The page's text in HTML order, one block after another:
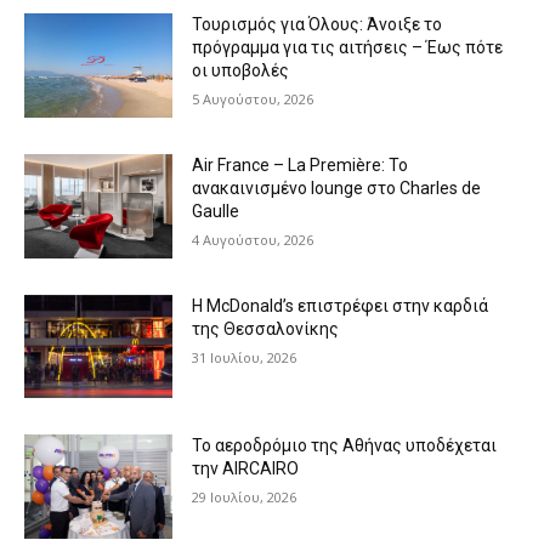
Τουρισμός για Όλους: Άνοιξε το
πρόγραμμα για τις αιτήσεις – Έως πότε
οι υποβολές
5 Αυγούστου, 2026
Air France – La Première: Το
ανακαινισμένο lounge στο Charles de
Gaulle
4 Αυγούστου, 2026
Η McDonald’s επιστρέφει στην καρδιά
της Θεσσαλονίκης
31 Ιουλίου, 2026
Το αεροδρόμιο της Αθήνας υποδέχεται
την AIRCAIRO
29 Ιουλίου, 2026